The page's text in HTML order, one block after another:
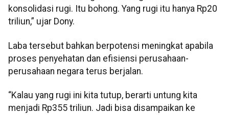
konsolidasi rugi. Itu bohong. Yang rugi itu hanya Rp20
triliun,” ujar Dony.
Laba tersebut bahkan berpotensi meningkat apabila
proses penyehatan dan efisiensi perusahaan-
perusahaan negara terus berjalan.
“Kalau yang rugi ini kita tutup, berarti untung kita
menjadi Rp355 triliun. Jadi bisa disampaikan ke